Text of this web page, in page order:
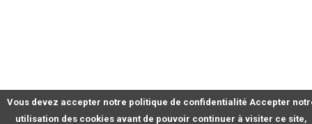
Vous devez accepter notre politique de confidentialité Accepter
utilisation des cookies avant de pouvoir continuer à visiter ce site,